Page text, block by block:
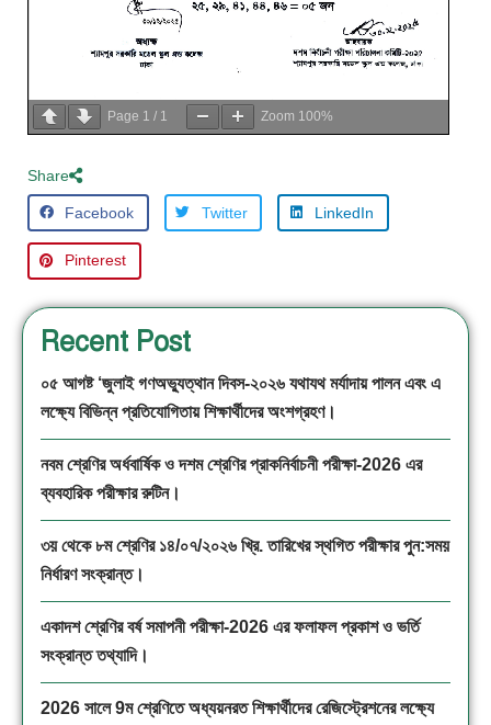
Page 1 / 1 Zoom 100%
Share
Facebook Twitter LinkedIn
Pinterest
Recent Post
০৫ আগষ্ট ‘জুলাই গণঅভ্যুত্থান দিবস-২০২৬ যথাযথ মর্যাদায় পালন এবং এ
লক্ষ্যে বিভিন্ন প্রতিযোগিতায় শিক্ষার্থীদের অংশগ্রহণ।
নবম শ্রেণির অর্ধবার্ষিক ও দশম শ্রেণির প্রাকনির্বাচনী পরীক্ষা-2026 এর
ব্যবহারিক পরীক্ষার রুটিন।
৩য় থেকে ৮ম শ্রেণির ১৪/০৭/২০২৬ খ্রি. তারিখের স্থগিত পরীক্ষার পুন:সময়
নির্ধারণ সংক্রান্ত।
একাদশ শ্রেণির বর্ষ সমাপনী পরীক্ষা-2026 এর ফলাফল প্রকাশ ও ভর্তি
সংক্রান্ত তথ্যাদি।
2026 সালে 9ম শ্রেণিতে অধ্যয়নরত শিক্ষার্থীদের রেজিস্ট্রেশনের লক্ষ্যে